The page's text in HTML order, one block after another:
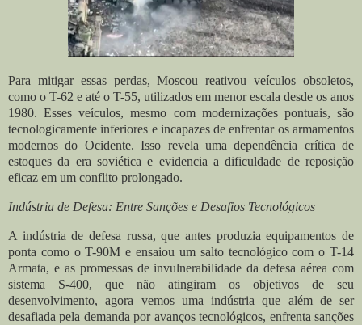
Para mitigar essas perdas, Moscou reativou veículos obsoletos,
como o T-62 e até o T-55, utilizados em menor escala desde os anos
1980. Esses veículos, mesmo com modernizações pontuais, são
tecnologicamente inferiores e incapazes de enfrentar os armamentos
modernos do Ocidente. Isso revela uma dependência crítica de
estoques da era soviética e evidencia a dificuldade de reposição
eficaz em um conflito prolongado.
Indústria de Defesa: Entre Sanções e Desafios Tecnológicos
A indústria de defesa russa, que antes produzia equipamentos de
ponta como o T-90M e ensaiou um salto tecnológico com o T-14
Armata, e as promessas de invulnerabilidade da defesa aérea com
sistema S-400, que não atingiram os objetivos de seu
desenvolvimento, agora vemos uma indústria que além de ser
desafiada pela demanda por avanços tecnológicos, enfrenta sanções